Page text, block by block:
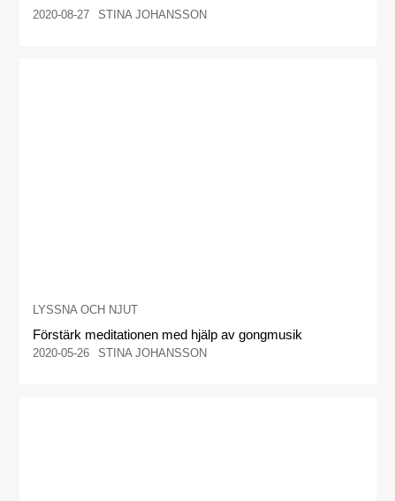
2020-08-27 STINA JOHANSSON
LYSSNA OCH NJUT
Förstärk meditationen med hjälp av gongmusik
2020-05-26 STINA JOHANSSON